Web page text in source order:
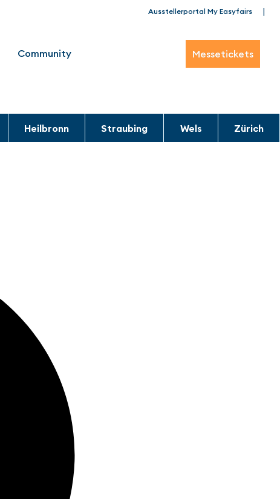
Ausstellerportal My Easyfairs |
Community Messetickets
Heilbronn Straubing Wels Zürich